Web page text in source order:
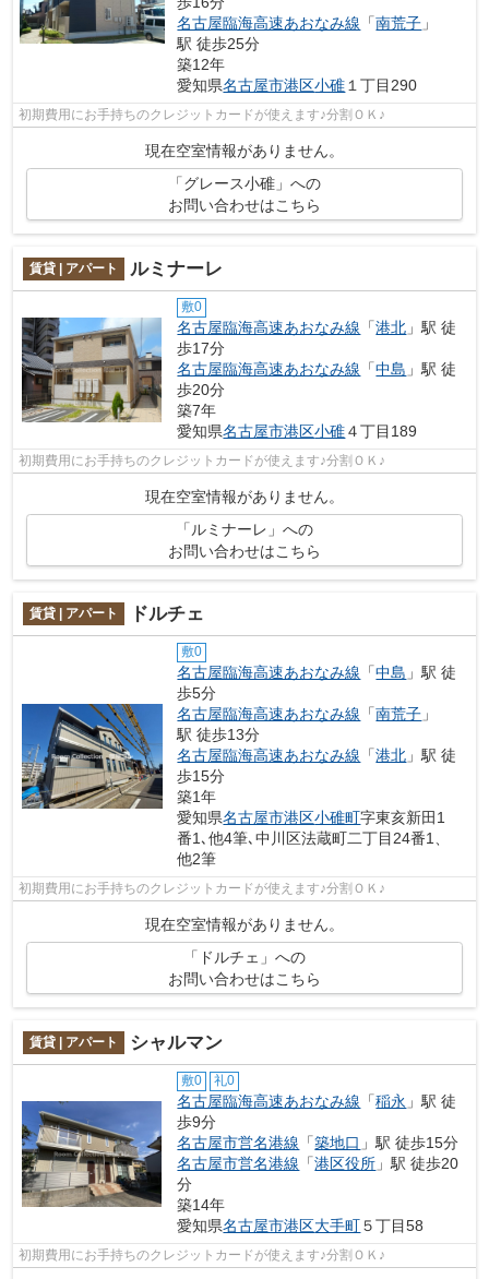
名古屋臨海高速あおなみ線 「南荒子 」
駅 徒歩25分
築12年
愛知県名古屋市港区小碓 １丁目290
初期費用にお手持ちのクレジットカードが使えます♪分割ＯＫ♪
現在空室情報がありません。
「グレース小碓」への
お問い合わせはこちら
賃貸 | アパート ルミナーレ
敷0
名古屋臨海高速あおなみ線 「港北 」駅 徒
歩17分
名古屋臨海高速あおなみ線 「中島 」駅 徒
歩20分
築7年
愛知県名古屋市港区小碓４丁目189
初期費用にお手持ちのクレジットカードが使えます♪分割ＯＫ♪
現在空室情報がありません。
「ルミナーレ」への
お問い合わせはこちら
賃貸 | アパート ドルチェ
敷0
名古屋臨海高速あおなみ線 「中島 」駅 徒
歩5分
名古屋臨海高速あおなみ線 「南荒子 」
駅 徒歩13分
名古屋臨海高速あおなみ線 「港北 」駅 徒
歩15分
築1年
愛知県名古屋市港区小碓町字東亥新田1
番1､他4筆､中川区法蔵町二丁目24番1、
他2筆
初期費用にお手持ちのクレジットカードが使えます♪分割ＯＫ♪
現在空室情報がありません。
「ドルチェ」への
お問い合わせはこちら
賃貸 | アパート シャルマン
敷0 礼0
名古屋臨海高速あおなみ線 「稲永 」駅 徒
歩9分
名古屋市営名港線 「築地口 」駅 徒歩15分
名古屋市営名港線 「港区役所 」駅 徒歩20
分
築14年
愛知県名古屋市港区大手町５丁目58
初期費用にお手持ちのクレジットカードが使えます♪分割ＯＫ♪